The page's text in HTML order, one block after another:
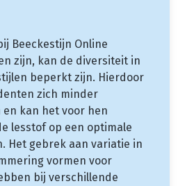
Beeckestijn Online
zijn, kan de diversiteit in
beperkt zijn. Hierdoor
zich minder
kan het voor hen
lesstof op een optimale
Het gebrek aan variatie in
vormen voor
bij verschillende